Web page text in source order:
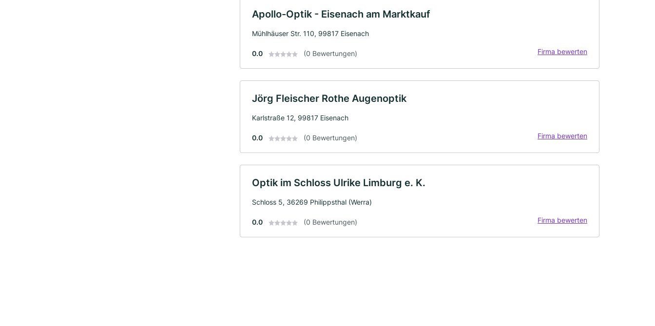
Apollo-Optik - Eisenach am Marktkauf
Mühlhäuser Str. 110, 99817 Eisenach
0.0 (0 Bewertungen) Firma bewerten
Jörg Fleischer Rothe Augenoptik
Karlstraße 12, 99817 Eisenach
0.0 (0 Bewertungen) Firma bewerten
Optik im Schloss Ulrike Limburg e. K.
Schloss 5, 36269 Philippsthal (Werra)
0.0 (0 Bewertungen) Firma bewerten